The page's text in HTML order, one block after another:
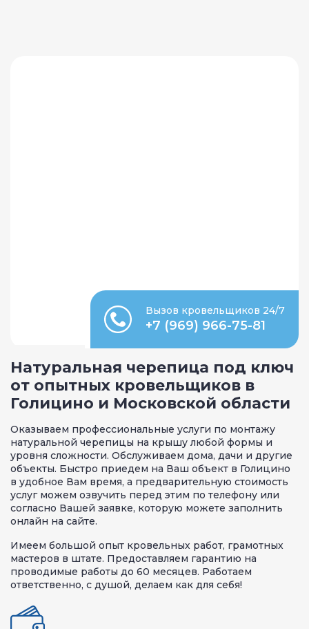
Вызов кровельщиков 24/7
+7 (969) 966-75-81
Натуральная черепица под ключ
от опытных кровельщиков в
Голицино и Московской области
Оказываем профессиональные услуги по монтажу
натуральной черепицы на крышу любой формы и
уровня сложности. Обслуживаем дома, дачи и другие
объекты. Быстро приедем на Ваш объект в Голицино
в удобное Вам время, а предварительную стоимость
услуг можем озвучить перед этим по телефону или
согласно Вашей заявке, которую можете заполнить
онлайн на сайте.
Имеем большой опыт кровельных работ, грамотных
мастеров в штате. Предоставляем гарантию на
проводимые работы до 60 месяцев. Работаем
ответственно, с душой, делаем как для себя!